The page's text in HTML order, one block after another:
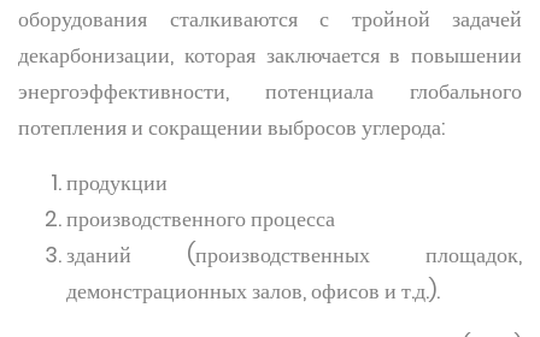
оборудования сталкиваются с тройной задачей
декарбонизации, которая заключается в повышении
энергоэффективности, потенциала глобального
потепления и сокращении выбросов углерода:
продукции
производственного процесса
зданий (производственных площадок,
демонстрационных залов, офисов и т.д.).